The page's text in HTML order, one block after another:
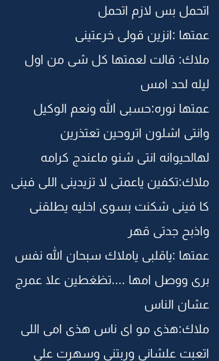
اتحمل بس لازم اتحمل
عمتها :انزين قولى خرعتينى
ملاك: قالت لعمتها كل شى من اول
ليله لحد امس
عمتها نوره:حسبى الله ونعم الوكيل
وانتى اشلون اتروحين تعتذرين
لهالحيوانه انتى شنو ماعندج كرامه
ملاك:تكفين ياعمتى لا تزيدينى اللى فينى
كا فينى شكنت بسوى اخليه يطلقنى
واذبح جدتى قهر
عمتها :ياقلبى ياملاك سبحان الله نفس
برى ووصل امها ....تظغطين علا عمرج
عشان الناس
ملاك:هذى مو اى ناس هذى امى اللى
اتعبت علشانى وربتنى وسهرت على